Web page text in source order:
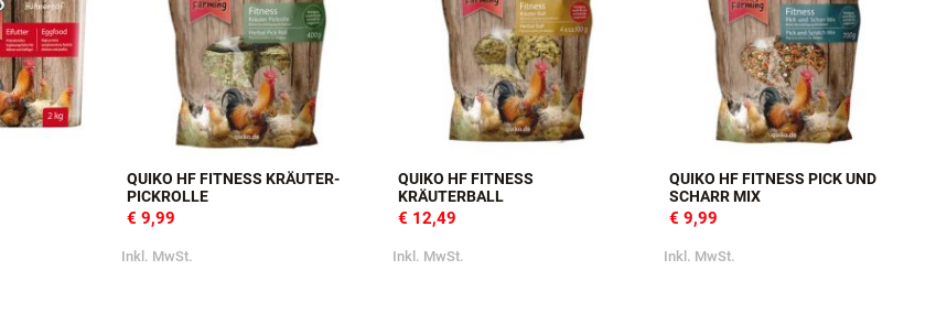
QUIKO HF FITNESS KRÄUTER-
PICKROLLE
€ 9,99
Inkl. MwSt.
QUIKO HF FITNESS
KRÄUTERBALL
€ 12,49
Inkl. MwSt.
QUIKO HF FITNESS PICK UND
SCHARR MIX
€ 9,99
Inkl. MwSt.